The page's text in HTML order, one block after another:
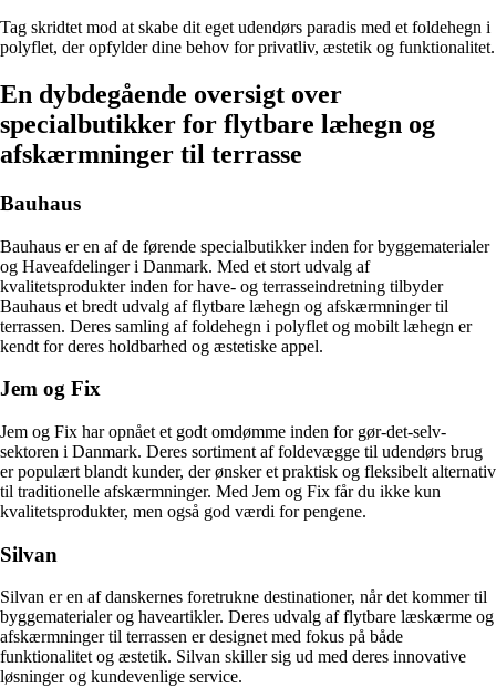
Tag skridtet mod at skabe dit eget udendørs paradis med et foldehegn i
polyflet, der opfylder dine behov for privatliv, æstetik og funktionalitet.
En dybdegående oversigt over
specialbutikker for flytbare læhegn og
afskærmninger til terrasse
Bauhaus
Bauhaus er en af de førende specialbutikker inden for byggematerialer
og Haveafdelinger i Danmark. Med et stort udvalg af
kvalitetsprodukter inden for have- og terrasseindretning tilbyder
Bauhaus et bredt udvalg af flytbare læhegn og afskærmninger til
terrassen. Deres samling af foldehegn i polyflet og mobilt læhegn er
kendt for deres holdbarhed og æstetiske appel.
Jem og Fix
Jem og Fix har opnået et godt omdømme inden for gør-det-selv-
sektoren i Danmark. Deres sortiment af foldevægge til udendørs brug
er populært blandt kunder, der ønsker et praktisk og fleksibelt alternativ
til traditionelle afskærmninger. Med Jem og Fix får du ikke kun
kvalitetsprodukter, men også god værdi for pengene.
Silvan
Silvan er en af danskernes foretrukne destinationer, når det kommer til
byggematerialer og haveartikler. Deres udvalg af flytbare læskærme og
afskærmninger til terrassen er designet med fokus på både
funktionalitet og æstetik. Silvan skiller sig ud med deres innovative
løsninger og kundevenlige service.